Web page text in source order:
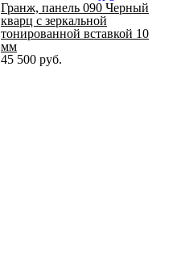
Гранж, панель 090 Черный
кварц с зеркальной
тонированной вставкой 10
мм
45 500 руб.